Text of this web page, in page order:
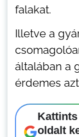
falakat.
Illetve a
általában a
érdemes
oldalt